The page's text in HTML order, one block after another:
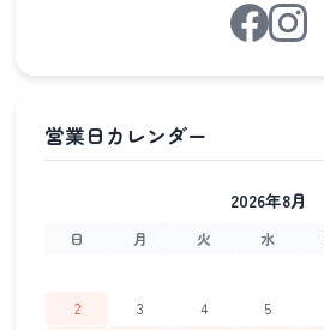
2026年8月
日 月 火 水
2
3 4 5